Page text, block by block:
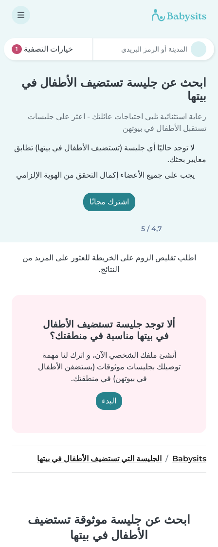
خيارات التصفية 1
ابحث عن جليسة تستضيف الأطفال في
بيتها
رعاية استثنائية تلبي احتياجات عائلتك - اعثر على جليسات
تستقبل الأطفال في بيوتهن
لا توجد حاليًا أي جليسة (تستضيف الأطفال في بيتها) تطابق
معايير بحثك.
يجب على جميع الأعضاء إكمال التحقق من الهوية الإلزامي
اشترك مجانًا
4,7 / 5
اطلب تقليص الزوم على الخريطة للعثور على المزيد من
النتائج.
ألا توجد جليسة تستضيف الأطفال
في بيتها مناسبة في منطقتك؟
أنشئ ملفك الشخصي الآن، و اترك لنا مهمة
توصيلك بجليسات موثوقات (يستضفن الأطفال
في بيوتهن) في منطقتك.
البدء
Babysits الجليسة التي تستضيف الأطفال في بيتها
ابحث عن جليسة موثوقة تستضيف
الأطفال في بيتها